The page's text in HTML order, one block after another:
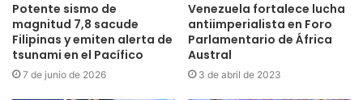
Potente sismo de
magnitud 7,8 sacude
Filipinas y emiten alerta de
tsunami en el Pacífico
7 de junio de 2026
Venezuela fortalece lucha
antiimperialista en Foro
Parlamentario de África
Austral
3 de abril de 2023